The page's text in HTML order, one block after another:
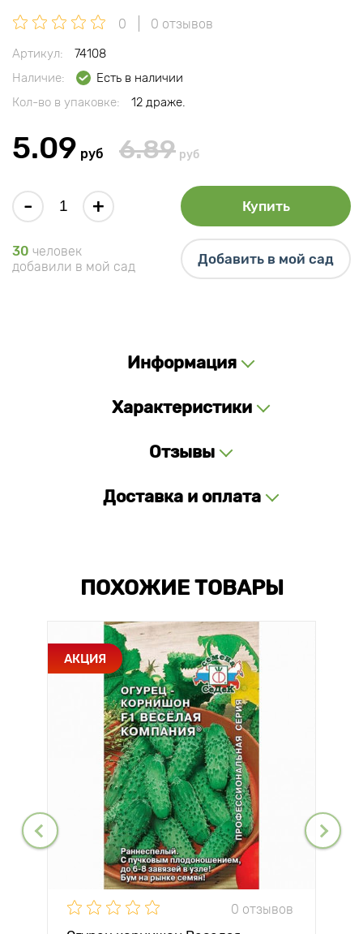
0 0 отзывов
Артикул:
74108
Наличие:
Есть в наличии
Кол-во в упаковке:
12 драже.
5.09 руб 6.89 руб
- + Купить
30 человек
добавили в мой сад
Добавить в мой сад
Информация
Характеристики
Отзывы
Доставка и оплата
ПОХОЖИЕ ТОВАРЫ
АКЦИЯ
0 отзывов